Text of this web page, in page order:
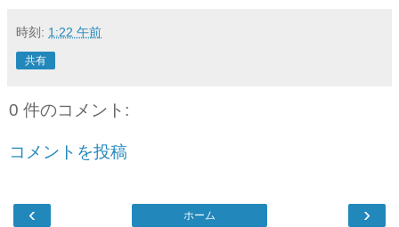
時刻: 1:22 午前
共有
0 件のコメント:
コメントを投稿
‹ ›
ホーム